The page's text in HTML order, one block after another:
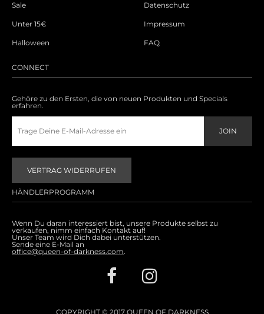
Store Leipzig
Sale
Unter 15€
Halloween
Datenschutz
Impressum
FAQ
CONNECT
Gehöre zu den Ersten, die von neuen Produkten und Specials
erfahren.
VERTRAG WIDERRUFEN
HÄNDLERPROGRAMM
Wenn Du daran interessiert bist, unsere Produkte selbst zu
verkaufen, nimm einfach Kontakt auf!
Unser Team wird Dich dabei unterstützen.
Sende eine E-Mail an
office@queen-of-darkness.com.
COPYRIGHT © 2017 QUEEN OF DARKNESS